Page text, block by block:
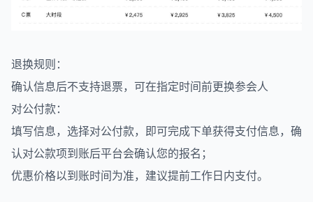
退换规则：
确认信息后不支持退票，可在指定时间前更换参会人
对公付款：
填写信息，选择对公付款，即可完成下单获得支付信息，确
认对公款项到账后平台会确认您的报名；
优惠价格以到账时间为准，建议提前工作日内支付。